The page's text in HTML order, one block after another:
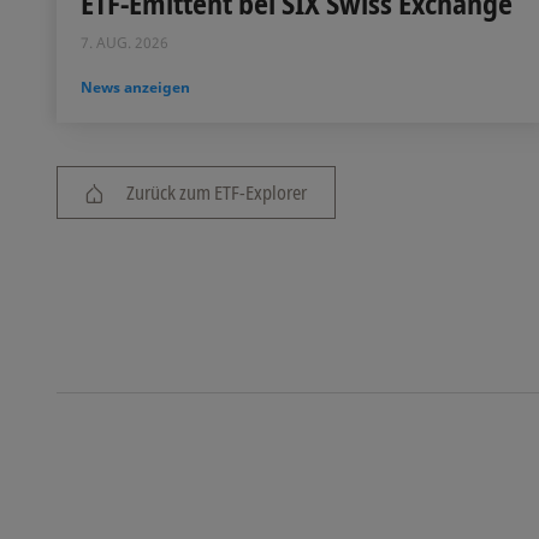
7. AUG. 2026
News anzeigen
Zurück zum ETF-Explorer